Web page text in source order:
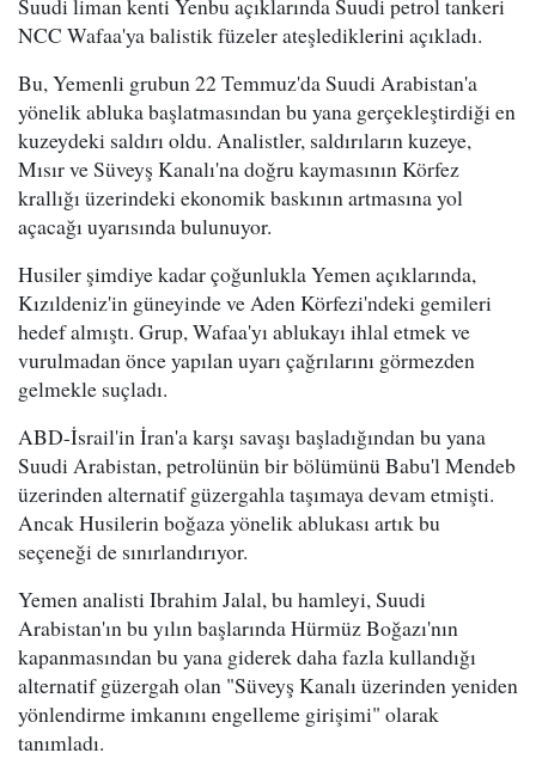
Suudi liman kenti Yenbu açıklarında Suudi petrol tankeri
NCC Wafaa'ya balistik füzeler ateşlediklerini açıkladı.
Bu, Yemenli grubun 22 Temmuz'da Suudi Arabistan'a
yönelik abluka başlatmasından bu yana gerçekleştirdiği en
kuzeydeki saldırı oldu. Analistler, saldırıların kuzeye,
Mısır ve Süveyş Kanalı'na doğru kaymasının Körfez
krallığı üzerindeki ekonomik baskının artmasına yol
açacağı uyarısında bulunuyor.
Husiler şimdiye kadar çoğunlukla Yemen açıklarında,
Kızıldeniz'in güneyinde ve Aden Körfezi'ndeki gemileri
hedef almıştı. Grup, Wafaa'yı ablukayı ihlal etmek ve
vurulmadan önce yapılan uyarı çağrılarını görmezden
gelmekle suçladı.
ABD-İsrail'in İran'a karşı savaşı başladığından bu yana
Suudi Arabistan, petrolünün bir bölümünü Babu'l Mendeb
üzerinden alternatif güzergahla taşımaya devam etmişti.
Ancak Husilerin boğaza yönelik ablukası artık bu
seçeneği de sınırlandırıyor.
Yemen analisti Ibrahim Jalal, bu hamleyi, Suudi
Arabistan'ın bu yılın başlarında Hürmüz Boğazı'nın
kapanmasından bu yana giderek daha fazla kullandığı
alternatif güzergah olan "Süveyş Kanalı üzerinden yeniden
yönlendirme imkanını engelleme girişimi" olarak
tanımladı.